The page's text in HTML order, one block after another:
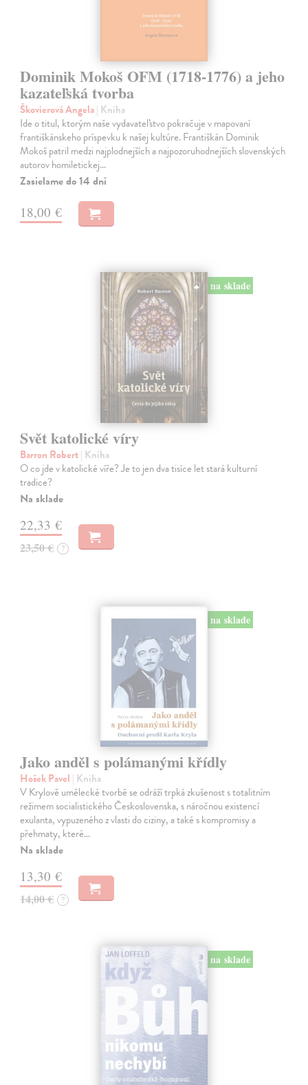
Dominik Mokoš OFM (1718-1776) a jeho
kazateľská tvorba
Škovierová Angela| Kniha
Ide o titul, ktorým naše vydavateľstvo pokračuje v mapovaní
františkánskeho príspevku k našej kultúre. Františkán Dominik
Mokoš patril medzi najplodnejších a najpozoruhodnejších slovenských
autorov homiletickej…
Zasielame do 14 dní
18,00 €
na sklade
Svět katolické víry
Barron Robert| Kniha
O co jde v katolické víře? Je to jen dva tisíce let stará kulturní
tradice?
Na sklade
22,33 €
23,50 € ?
na sklade
Jako anděl s polámanými křídly
Hošek Pavel | Kniha
V Krylově umělecké tvorbě se odráží trpká zkušenost s totalitním
režimem socialistického Československa, s náročnou existencí
exulanta, vypuzeného z vlasti do ciziny, a také s kompromisy a
přehmaty, které…
Na sklade
13,30 €
14,00 € ?
na sklade